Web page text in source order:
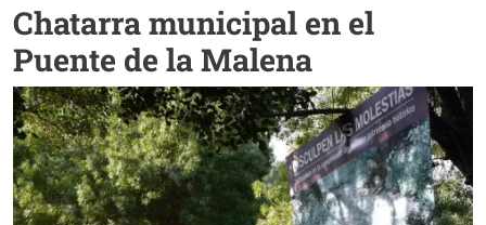
Chatarra municipal en el
Puente de la Malena